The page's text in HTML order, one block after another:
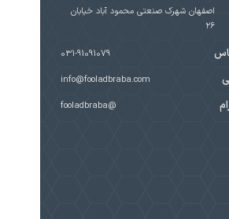
اصفهان شهرک صنعتی محمود آباد خیابان
۲۶
031-91091079
info@fooladbraba.com
@fooladbraba